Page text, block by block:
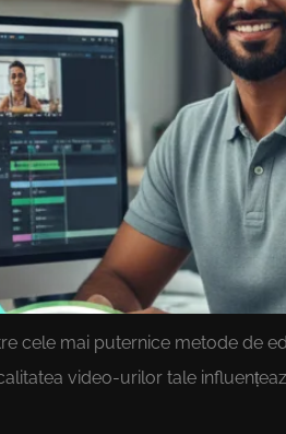
cele mai puternice metode de
video-urilor tale